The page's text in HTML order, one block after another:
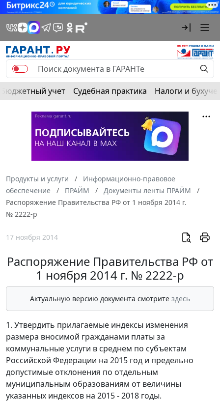
Бюджетный учет Судебная практика Налоги и
Продукты и услуги
Информационно-правовое
обеспечение
ПРАЙМ
Документы ленты ПРАЙМ
Распоряжение Правительства РФ от 1 ноября 2014 г.
№ 2222-р
17 ноября 2014
Распоряжение Правительства РФ от
1 ноября 2014 г. № 2222-р
Актуальную версию документа смотрите здесь
1. Утвердить прилагаемые индексы изменения
размера вносимой гражданами платы за
коммунальные услуги в среднем по субъектам
Российской Федерации на 2015 год и предельно
допустимые отклонения по отдельным
муниципальным образованиям от величины
указанных индексов на 2015 - 2018 годы.